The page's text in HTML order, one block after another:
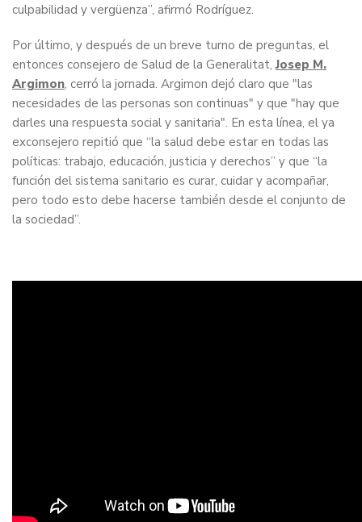
culpabilidad y vergüenza”, afirmó Rodríguez.
Por último, y después de un breve turno de preguntas, el
entonces consejero de Salud de la Generalitat,Josep M.
Argimon, cerró la jornada. Argimon dejó claro que "las
necesidades de las personas son continuas" y que "hay que
darles una respuesta social y sanitaria". En esta línea, el ya
exconsejero repitió que “la salud debe estar en todas las
políticas: trabajo, educación, justicia y derechos” y que “la
función del sistema sanitario es curar, cuidar y acompañar,
pero todo esto debe hacerse también desde el conjunto de
la sociedad”.